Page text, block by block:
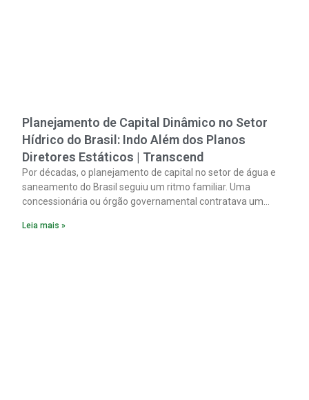
Planejamento de Capital Dinâmico no Setor
Hídrico do Brasil: Indo Além dos Planos
Diretores Estáticos | Transcend
Por décadas, o planejamento de capital no setor de água e
saneamento do Brasil seguiu um ritmo familiar. Uma
concessionária ou órgão governamental contratava um
Leia mais »